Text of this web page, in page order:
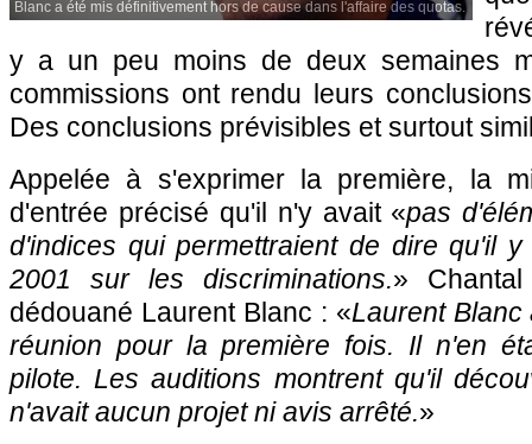
Blanc a été mis définitivement hors de cause dans l'affaire des quotas.
y a un peu moins de deux semaines
commissions ont rendu leurs
Des conclusions prévisibles et surtout
Appelée à s'exprimer la première, la
d'entrée précisé qu'il n'y avait «pas
d'indices qui permettraient de dire qu'il
2001 sur les discriminations.»
dédouané Laurent Blanc : «Laurent
réunion pour la première fois. Il n'en
pilote. Les auditions montrent qu'il
n'avait aucun projet ni avis arrêté.»